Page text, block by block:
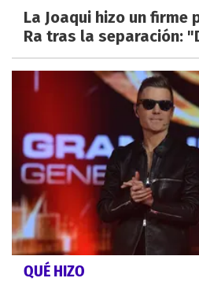
La Joaqui hizo un firme
Ra tras la separación:
QUÉ HIZO